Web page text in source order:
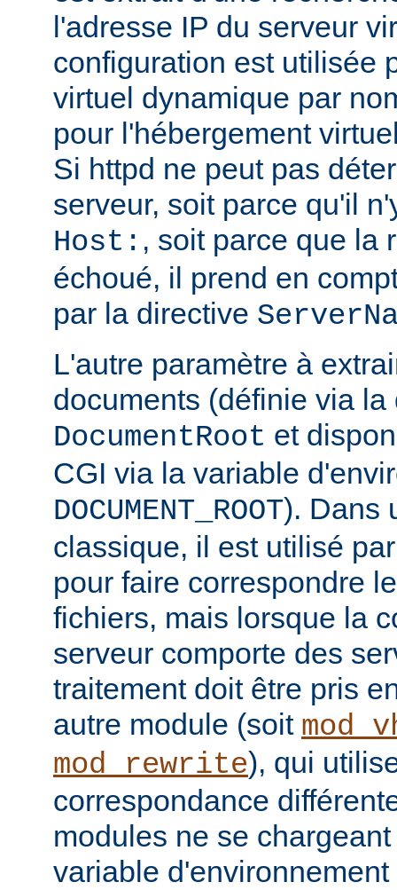
l'adresse IP du serveur
configuration est utilisée
virtuel dynamique par
pour l'hébergement
Si httpd ne peut pas
serveur, soit parce qu'il
Host: , soit parce que la
échoué, il prend en
par la directive
L'autre paramètre à
documents (définie via la
DocumentRoot et
CGI via la variable
DOCUMENT_ROOT). Dans
classique, il est utilisé
pour faire correspondre
fichiers, mais lorsque la
serveur comporte des
traitement doit être pris
autre module (soit
mod_rewrite), qui
correspondance
modules ne se
variable d'environnement